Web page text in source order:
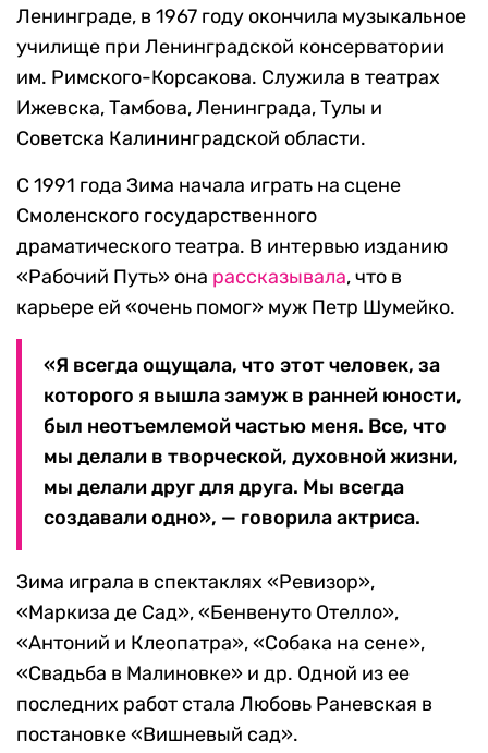
Ленинграде, в 1967 году окончила музыкальное
училище при Ленинградской консерватории
им. Римского-Корсакова. Служила в театрах
Ижевска, Тамбова, Ленинграда, Тулы и
Советска Калининградской области.
С 1991 года Зима начала играть на сцене
Смоленского государственного
драматического театра. В интервью изданию
«Рабочий Путь» она рассказывала, что в
карьере ей «очень помог» муж Петр Шумейко.
«Я всегда ощущала, что этот человек, за
которого я вышла замуж в ранней юности,
был неотъемлемой частью меня. Все, что
мы делали в творческой, духовной жизни,
мы делали друг для друга. Мы всегда
создавали одно», — говорила актриса.
Зима играла в спектаклях «Ревизор»,
«Маркиза де Сад», «Бенвенуто Отелло»,
«Антоний и Клеопатра», «Собака на сене»,
«Свадьба в Малиновке» и др. Одной из ее
последних работ стала Любовь Раневская в
постановке «Вишневый сад».